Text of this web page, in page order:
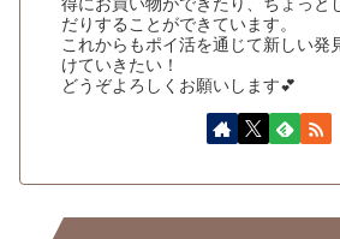
得にお買い物ができたり、ちょっと
だりすることができています。
これからもポイ活を通じて新しい発
けていきたい！
どうぞよろしくお願いします💕